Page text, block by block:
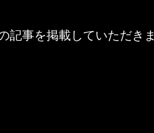
記事を掲載していただきま